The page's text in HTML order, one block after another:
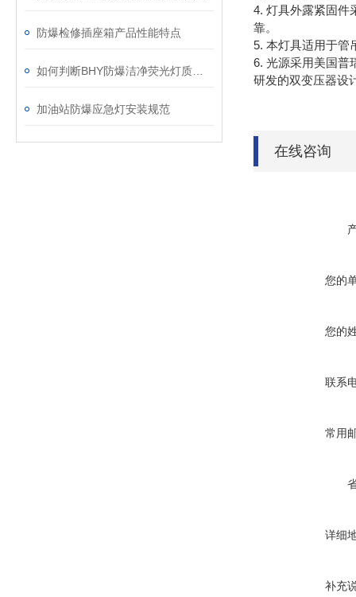
防爆检修插座箱产品性能特点
加油站防爆应急灯安装规范
4. 灯具外露紧固件
靠。
5. 本灯具适用于管
6. 光源采用美国普
研发的双变压器设
在线咨询
您的
您的
联系
常用
详细
补充